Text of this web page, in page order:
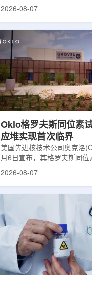
温哥华不列颠哥伦比亚癌症中
性药物开发》的学术报告。
取线上线下结合方式举行，放
分科研人员和研究生参加。林
授长期从事肿瘤诊疗靶向放射
开发研究，已主导或参与发表
篇同行评议期刊论文，提交
放射性药物相关专利申请，
款自研放射性药物的临床转
2026-08-07
Oklo格罗夫斯同位素
应堆实现首次临界
美国先进核技术公司奥克洛
月6日宣布，其格罗夫斯同位
反应堆已在低功率状态下实现
格罗夫斯同位素试验反应堆设
片：格罗夫斯)格罗夫斯低功
反应堆位于美国得克萨斯州
特，是美国能源部反应堆试
首个在私人土地上实现临界
堆。根据奥克洛介绍，该设
发土地起步建设，完成了土
工程建设、组件制造或采购、
2026-08-07